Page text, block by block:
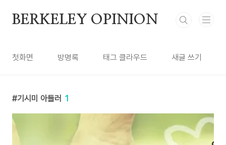
BERKELEY OPINION
첫화면 방명록 태그 클라우드 새글 쓰기
기시미 아들러 1